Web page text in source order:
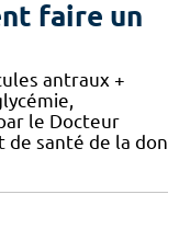
faire un
antraux +
le Docteur
de santé de la don